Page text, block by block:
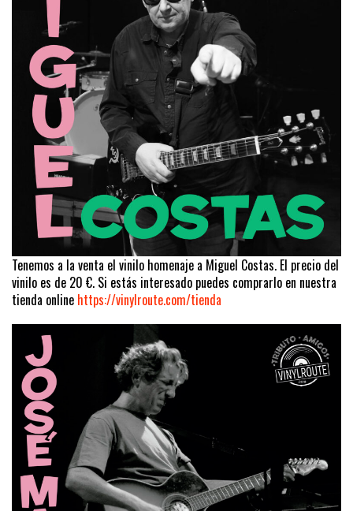
Tenemos a la venta el vinilo homenaje a Miguel Costas. El precio del
vinilo es de 20 €. Si estás interesado puedes comprarlo en nuestra
tienda online https://vinylroute.com/tienda